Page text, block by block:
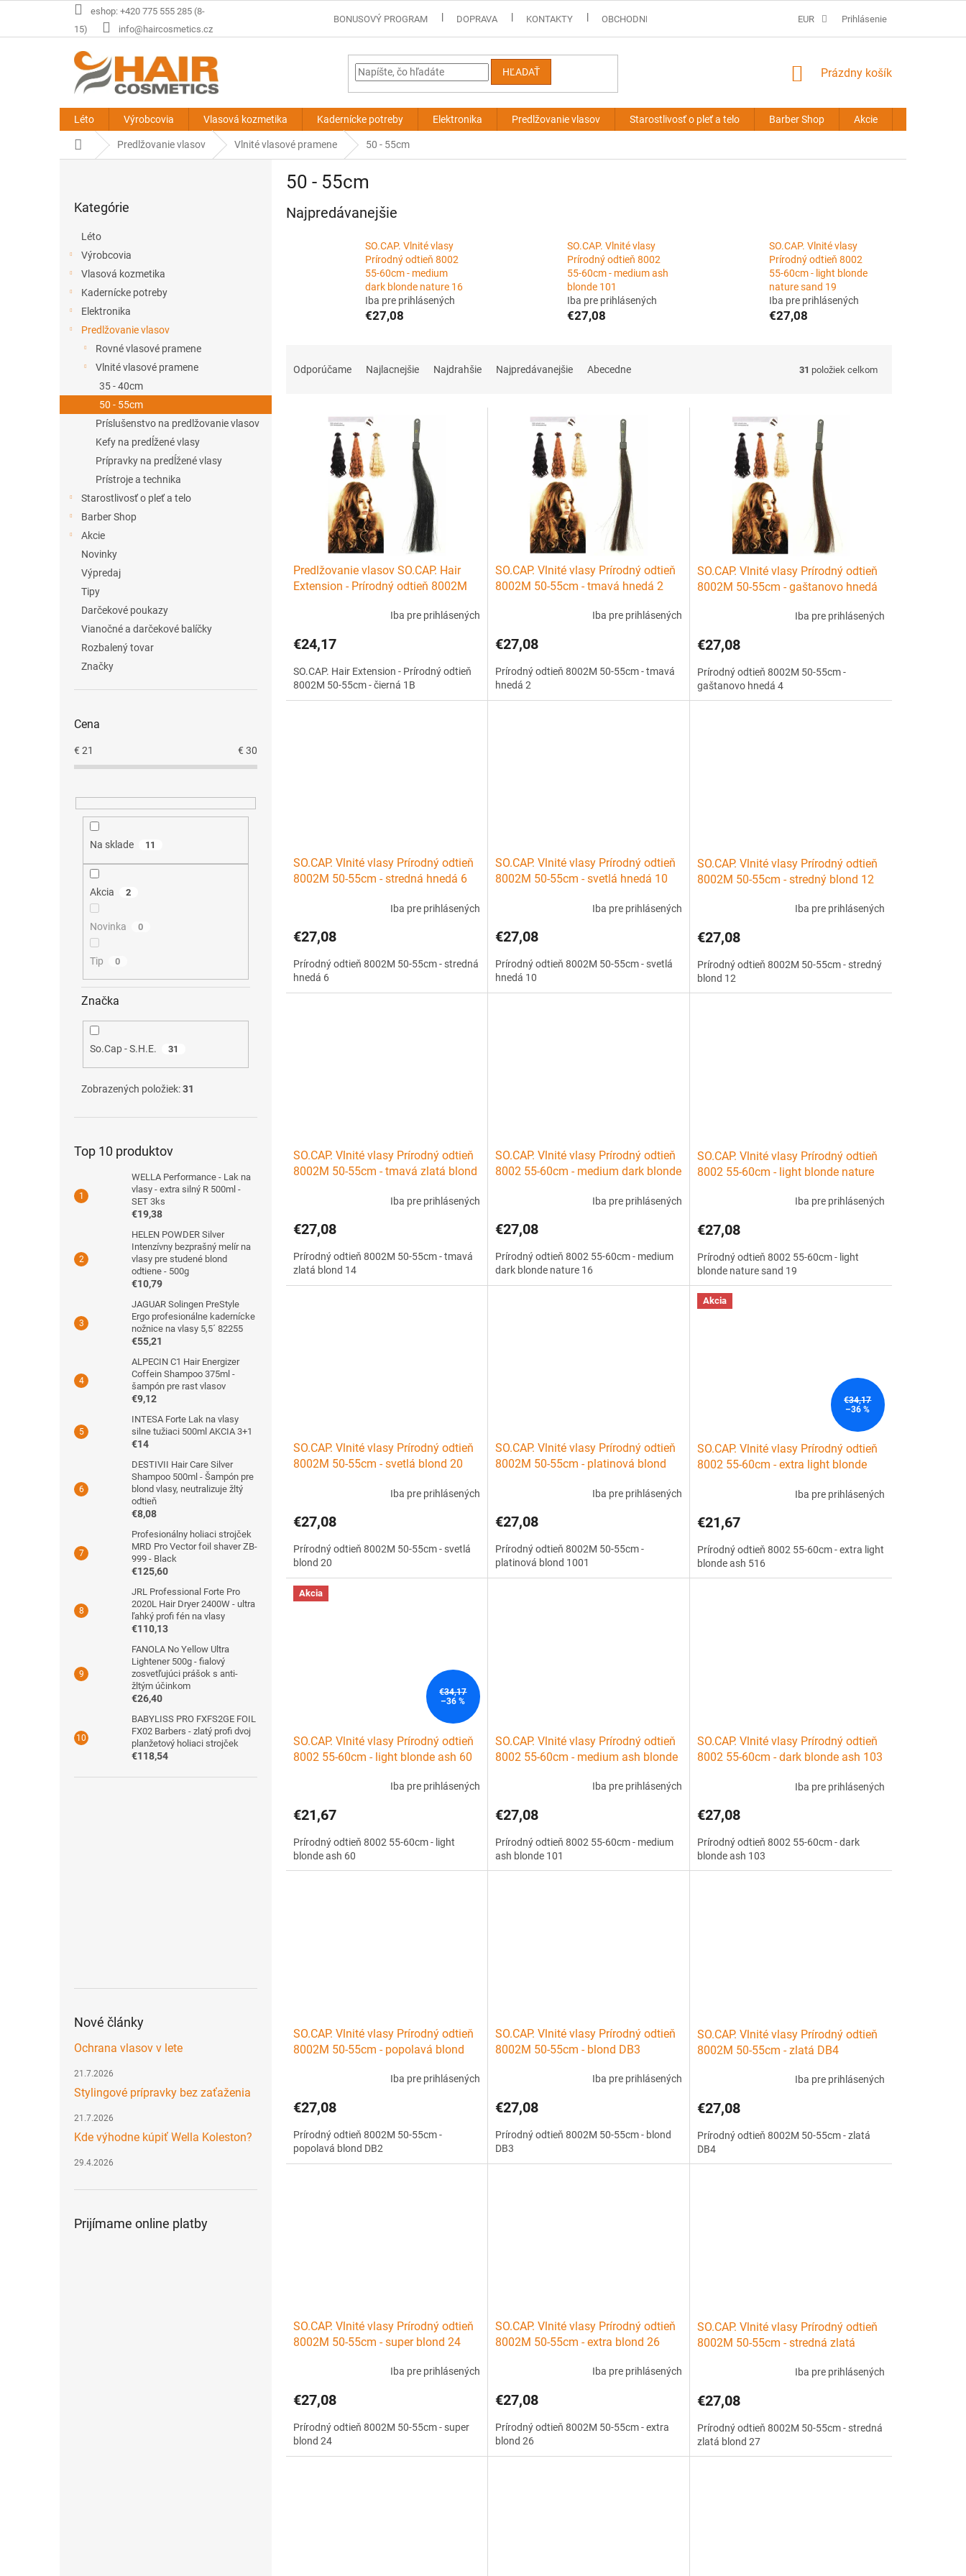
eshop: +420 775 555 285 (8-
15)
info@haircosmetics.cz
BONUSOVÝ PROGRAM DOPRAVA KONTAKTY OBCHODNÉ PODMIENKY PREDLŽOVANIE VLASOV - OBCHODNÉ PODMIENKY
EUR Prihlásenie
HĽADAŤ
NÁKUPNÝ
Prázdny košík
Léto Výrobcovia Vlasová kozmetika Kadernícke potreby Elektronika Predlžovanie vlasov Starostlivosť o pleť a telo Barber Shop Akcie
DomovPredlžovanie vlasov Vlnité vlasové pramene 50 - 55cm
kategórie
Kategórie
Léto
Výrobcovia
Vlasová kozmetika
Kadernícke potreby
Elektronika
Predlžovanie vlasov
Rovné vlasové pramene
Vlnité vlasové pramene
35 - 40cm
50 - 55cm
Príslušenstvo na predlžovanie vlasov
Kefy na predĺžené vlasy
Prípravky na predĺžené vlasy
Prístroje a technika
Starostlivosť o pleť a telo
Barber Shop
Akcie
Novinky
Výpredaj
Tipy
Darčekové poukazy
Vianočné a darčekové balíčky
Rozbalený tovar
Značky
Cena
€ 21 € 30
Na sklade 11
Akcia 2
Novinka 0
Tip 0
Značka
So.Cap - S.H.E. 31
Zobrazených položiek:31
Top 10 produktov
WELLA Performance - Lak na
vlasy - extra silný R 500ml -
SET 3ks
€19,38
HELEN POWDER Silver
Intenzívny bezprašný melír na
vlasy pre studené blond
odtiene - 500g
€10,79
JAGUAR Solingen PreStyle
Ergo profesionálne kadernícke
nožnice na vlasy 5,5´ 82255
€55,21
ALPECIN C1 Hair Energizer
Coffein Shampoo 375ml -
šampón pre rast vlasov
€9,12
INTESA Forte Lak na vlasy
silne tužiaci 500ml AKCIA 3+1
€14
DESTIVII Hair Care Silver
Shampoo 500ml - Šampón pre
blond vlasy, neutralizuje žltý
odtieň
€8,08
Profesionálny holiaci strojček
MRD Pro Vector foil shaver ZB-
999 - Black
€125,60
JRL Professional Forte Pro
2020L Hair Dryer 2400W - ultra
ľahký profi fén na vlasy
€110,13
FANOLA No Yellow Ultra
Lightener 500g - fialový
zosvetľujúci prášok s anti-
žltým účinkom
€26,40
BABYLISS PRO FXFS2GE FOIL
FX02 Barbers - zlatý profi dvoj
planžetový holiaci strojček
€118,54
Nové články
Ochrana vlasov v lete
21.7.2026
Stylingové prípravky bez zaťaženia
21.7.2026
Kde výhodne kúpiť Wella Koleston?
29.4.2026
Prijímame online platby
50 - 55cm
Najpredávanejšie
SO.CAP. Vlnité vlasy
Prírodný odtieň 8002
55-60cm - medium
dark blonde nature 16
Iba pre prihlásených
€27,08
SO.CAP. Vlnité vlasy
Prírodný odtieň 8002
55-60cm - medium ash
blonde 101
Iba pre prihlásených
€27,08
SO.CAP. Vlnité vlasy
Prírodný odtieň 8002
55-60cm - light blonde
nature sand 19
Iba pre prihlásených
€27,08
Odporúčame Najlacnejšie Najdrahšie Najpredávanejšie Abecedne 31 položiek celkom
Predlžovanie vlasov SO.CAP. Hair
Extension - Prírodný odtieň 8002M
Iba pre prihlásených
€24,17
SO.CAP. Hair Extension - Prírodný odtieň
8002M 50-55cm - čierná 1B
SO.CAP. Vlnité vlasy Prírodný odtieň
8002M 50-55cm - tmavá hnedá 2
Iba pre prihlásených
€27,08
Prírodný odtieň 8002M 50-55cm - tmavá
hnedá 2
SO.CAP. Vlnité vlasy Prírodný odtieň
8002M 50-55cm - gaštanovo hnedá
Iba pre prihlásených
€27,08
Prírodný odtieň 8002M 50-55cm -
gaštanovo hnedá 4
SO.CAP. Vlnité vlasy Prírodný odtieň
8002M 50-55cm - stredná hnedá 6
Iba pre prihlásených
€27,08
Prírodný odtieň 8002M 50-55cm - stredná
hnedá 6
SO.CAP. Vlnité vlasy Prírodný odtieň
8002M 50-55cm - svetlá hnedá 10
Iba pre prihlásených
€27,08
Prírodný odtieň 8002M 50-55cm - svetlá
hnedá 10
SO.CAP. Vlnité vlasy Prírodný odtieň
8002M 50-55cm - stredný blond 12
Iba pre prihlásených
€27,08
Prírodný odtieň 8002M 50-55cm - stredný
blond 12
SO.CAP. Vlnité vlasy Prírodný odtieň
8002M 50-55cm - tmavá zlatá blond
Iba pre prihlásených
€27,08
Prírodný odtieň 8002M 50-55cm - tmavá
zlatá blond 14
SO.CAP. Vlnité vlasy Prírodný odtieň
8002 55-60cm - medium dark blonde
Iba pre prihlásených
€27,08
Prírodný odtieň 8002 55-60cm - medium
dark blonde nature 16
SO.CAP. Vlnité vlasy Prírodný odtieň
8002 55-60cm - light blonde nature
Iba pre prihlásených
€27,08
Prírodný odtieň 8002 55-60cm - light
blonde nature sand 19
SO.CAP. Vlnité vlasy Prírodný odtieň
8002M 50-55cm - svetlá blond 20
Iba pre prihlásených
€27,08
Prírodný odtieň 8002M 50-55cm - svetlá
blond 20
SO.CAP. Vlnité vlasy Prírodný odtieň
8002M 50-55cm - platinová blond
Iba pre prihlásených
€27,08
Prírodný odtieň 8002M 50-55cm -
platinová blond 1001
Akcia
€34,17
–36 %
SO.CAP. Vlnité vlasy Prírodný odtieň
8002 55-60cm - extra light blonde
Iba pre prihlásených
€21,67
Prírodný odtieň 8002 55-60cm - extra light
blonde ash 516
Akcia
€34,17
–36 %
SO.CAP. Vlnité vlasy Prírodný odtieň
8002 55-60cm - light blonde ash 60
Iba pre prihlásených
€21,67
Prírodný odtieň 8002 55-60cm - light
blonde ash 60
SO.CAP. Vlnité vlasy Prírodný odtieň
8002 55-60cm - medium ash blonde
Iba pre prihlásených
€27,08
Prírodný odtieň 8002 55-60cm - medium
ash blonde 101
SO.CAP. Vlnité vlasy Prírodný odtieň
8002 55-60cm - dark blonde ash 103
Iba pre prihlásených
€27,08
Prírodný odtieň 8002 55-60cm - dark
blonde ash 103
SO.CAP. Vlnité vlasy Prírodný odtieň
8002M 50-55cm - popolavá blond
Iba pre prihlásených
€27,08
Prírodný odtieň 8002M 50-55cm -
popolavá blond DB2
SO.CAP. Vlnité vlasy Prírodný odtieň
8002M 50-55cm - blond DB3
Iba pre prihlásených
€27,08
Prírodný odtieň 8002M 50-55cm - blond
DB3
SO.CAP. Vlnité vlasy Prírodný odtieň
8002M 50-55cm - zlatá DB4
Iba pre prihlásených
€27,08
Prírodný odtieň 8002M 50-55cm - zlatá
DB4
SO.CAP. Vlnité vlasy Prírodný odtieň
8002M 50-55cm - super blond 24
Iba pre prihlásených
€27,08
Prírodný odtieň 8002M 50-55cm - super
blond 24
SO.CAP. Vlnité vlasy Prírodný odtieň
8002M 50-55cm - extra blond 26
Iba pre prihlásených
€27,08
Prírodný odtieň 8002M 50-55cm - extra
blond 26
SO.CAP. Vlnité vlasy Prírodný odtieň
8002M 50-55cm - stredná zlatá
Iba pre prihlásených
€27,08
Prírodný odtieň 8002M 50-55cm - stredná
zlatá blond 27